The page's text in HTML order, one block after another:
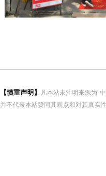
【慎重声明】
凡本站未注明来源为"
并不代表本站赞同其观点和对其真实